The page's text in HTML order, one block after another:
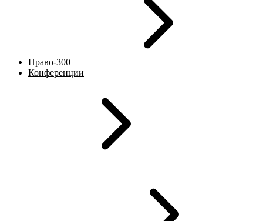
Право-300
Конференции